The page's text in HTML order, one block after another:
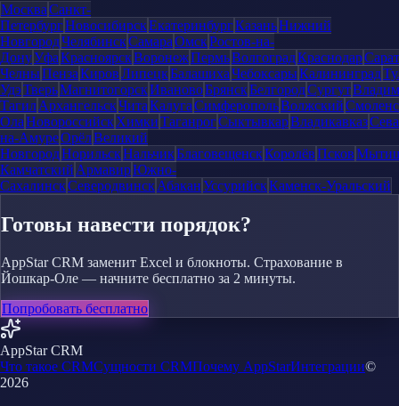
МоскваСанкт-
ПетербургНовосибирскЕкатеринбургКазаньНижний
НовгородЧелябинскСамараОмскРостов-на-
ДонуУфаКрасноярскВоронежПермьВолгоградКраснодар
ЧелныПензаКировЛипецкБалашихаЧебоксарыКалининград
УдэТверьМагнитогорскИвановоБрянскБелгородСургут
ТагилАрхангельскЧитаКалугаСимферопольВолжский
ОлаНовороссийскХимкиТаганрогСыктывкарВладикавказ
на-АмуреОрёлВеликий
НовгородНорильскНальчикБлаговещенскКоролёвПсков
Камчатский АрмавирЮжно-
СахалинскСеверодвинскАбаканУссурийскКаменск-Уральский
Готовы навести порядок?
AppStar CRM заменит Excel и блокноты. Страхование в
Йошкар-Оле — начните бесплатно за 2 минуты.
Попробовать бесплатно
AppStar CRM
Что такое CRMСущности CRMПочему AppStarИнтеграции©
2026